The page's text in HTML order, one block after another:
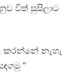
විත් සුසිලාට
කරන්නේ නැහැ
”